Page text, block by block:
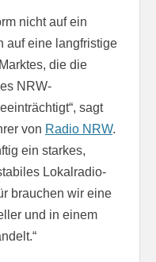
nicht auf ein
auf eine langfristige
die die
NRW-
sagt
von Radio NRW.
ein starkes,
Lokalradio-
brauchen wir eine
und in einem